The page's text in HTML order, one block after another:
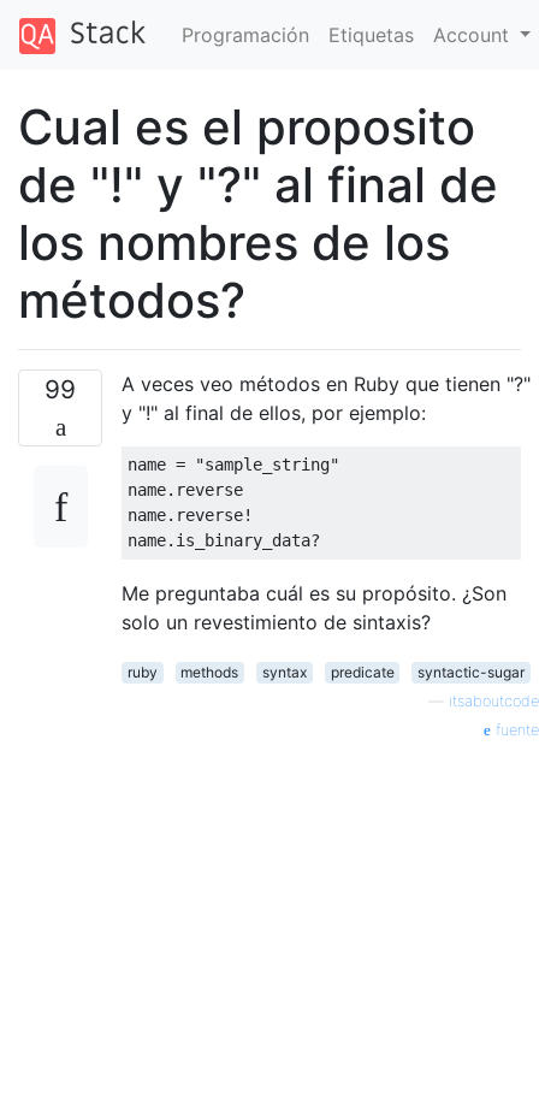
Programación Etiquetas Account
Cual es el proposito
de "!" y "?" al final de
los nombres de los
métodos?
99
A veces veo métodos en Ruby que tienen "?"
y "!" al final de ellos, por ejemplo:
name =
"sample_string"
name. reverse
name. reverse!
name. is_binary_data?
Me preguntaba cuál es su propósito. ¿Son
solo un revestimiento de sintaxis?
ruby methods syntax predicate
syntactic-sugar
itsaboutcode
fuente